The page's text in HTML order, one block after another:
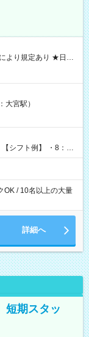
GET♪ お仕事後はコ
】試
大宮駅）
OK / 10名以上の大量
詳細へ
短期スタッ